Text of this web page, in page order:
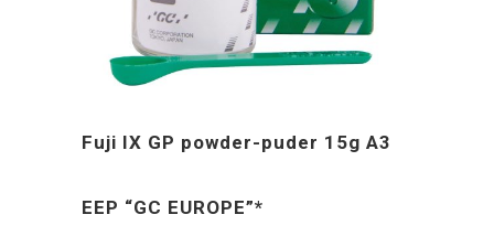
Fuji IX GP powder-puder 15g A3
EEP “GC EUROPE”*